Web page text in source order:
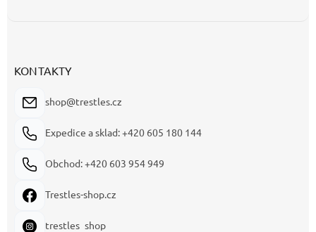
KONTAKTY
shop@trestles.cz
Expedice a sklad: +420 605 180 144
Obchod: +420 603 954 949
Trestles-shop.cz
trestles_shop